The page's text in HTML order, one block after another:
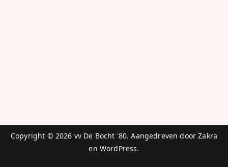
Copyright © 2026 vv De Bocht '80. Aangedreven doorZakra
en WordPress.